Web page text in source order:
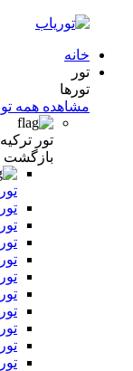
خانه
تور
تورها
مشاهده همه
تور ترکیه
بازگشت
تور
تور
تور